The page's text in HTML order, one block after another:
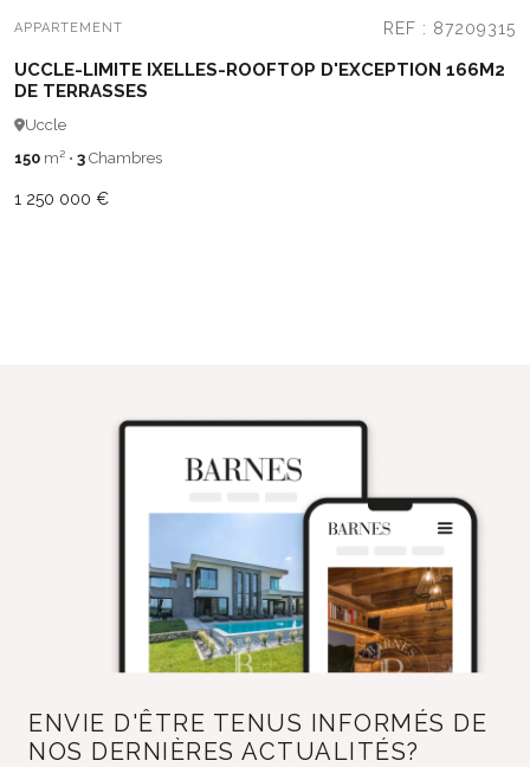
APPARTEMENT REF : 87209315
UCCLE-LIMITE IXELLES-ROOFTOP D'EXCEPTION 166M2
DE TERRASSES
Uccle
150 m² • 3 Chambres
1 250 000 €
ENVIE D'ÊTRE TENUS INFORMÉS DE
NOS DERNIÈRES ACTUALITÉS?